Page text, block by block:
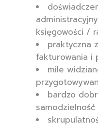
księgowości /
praktyczna
fakturowania i
mile
bardzo
samodzielność